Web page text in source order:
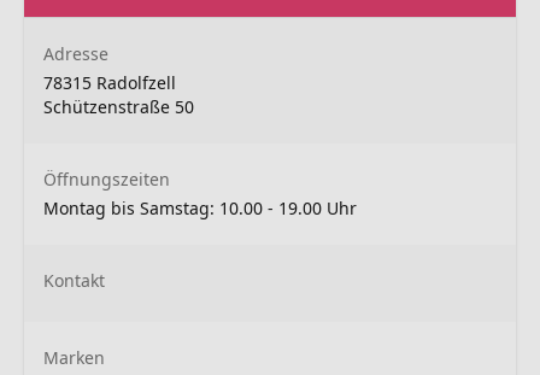
Adresse
78315 Radolfzell
Schützenstraße 50
Öffnungszeiten
Montag bis Samstag: 10.00 - 19.00 Uhr
Kontakt
Marken